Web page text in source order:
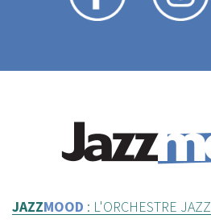
JAZZMOOD : L'ORCHESTRE JAZZ